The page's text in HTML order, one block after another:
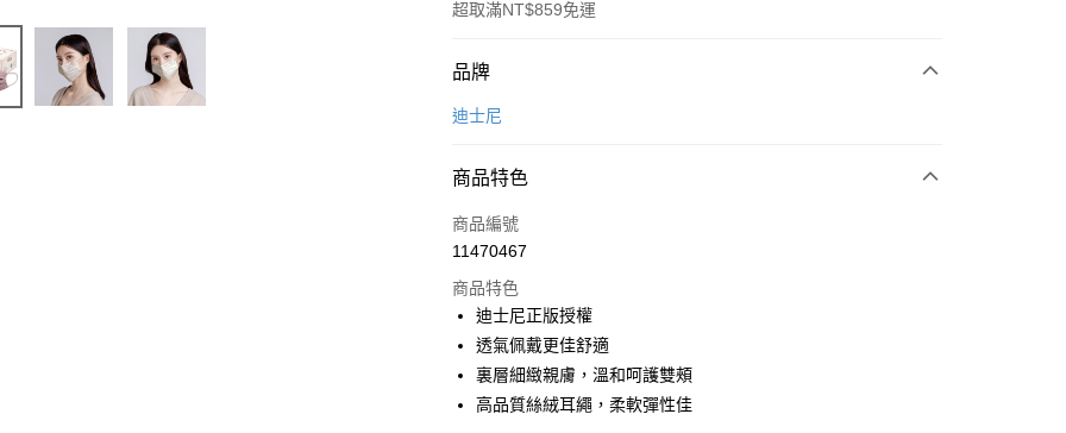
超取滿NT$859免運
付款方式
信用卡一次付款
Apple Pay
悠遊付
全盈+PAY
ATM付款
品牌
迪士尼
商品特色
商品編號
11470467
商品特色
迪士尼正版授權
透氣佩戴更佳舒適
裏層細緻親膚，溫和呵護雙頰
高品質絲絨耳繩，柔軟彈性佳